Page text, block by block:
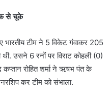
से चूके
भारतीय टीम ने 5 विकेट गंवाकर 205
उसने 6 रनों पर विराट कोहली (0)
रोहित शर्मा ने ऋषभ पंत के
कर टीम को संभाला.